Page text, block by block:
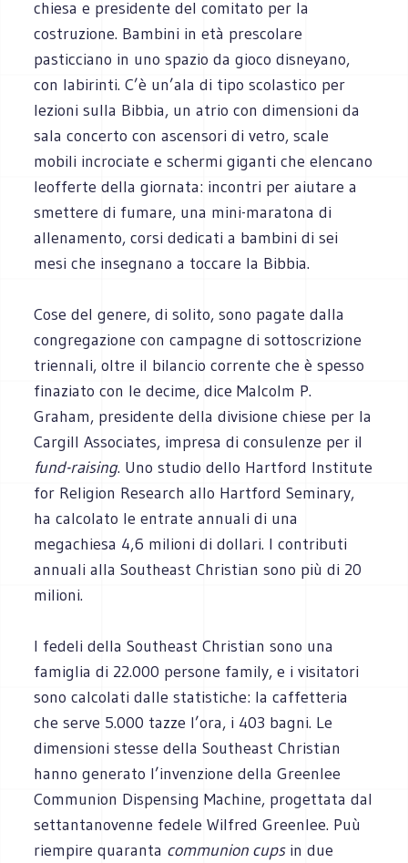
chiesa e presidente del comitato per la
costruzione. Bambini in età prescolare
pasticciano in uno spazio da gioco disneyano,
con labirinti. C’è un’ala di tipo scolastico per
lezioni sulla Bibbia, un atrio con dimensioni da
sala concerto con ascensori di vetro, scale
mobili incrociate e schermi giganti che elencano
leofferte della giornata: incontri per aiutare a
smettere di fumare, una mini-maratona di
allenamento, corsi dedicati a bambini di sei
mesi che insegnano a toccare la Bibbia.
Cose del genere, di solito, sono pagate dalla
congregazione con campagne di sottoscrizione
triennali, oltre il bilancio corrente che è spesso
finaziato con le decime, dice Malcolm P.
Graham, presidente della divisione chiese per la
Cargill Associates, impresa di consulenze per il
fund-raising. Uno studio dello Hartford Institute
for Religion Research allo Hartford Seminary,
ha calcolato le entrate annuali di una
megachiesa 4,6 milioni di dollari. I contributi
annuali alla Southeast Christian sono più di 20
milioni.
I fedeli della Southeast Christian sono una
famiglia di 22.000 persone family, e i visitatori
sono calcolati dalle statistiche: la caffetteria
che serve 5.000 tazze l’ora, i 403 bagni. Le
dimensioni stesse della Southeast Christian
hanno generato l’invenzione della Greenlee
Communion Dispensing Machine, progettata dal
settantanovenne fedele Wilfred Greenlee. Puù
riempire quaranta communion cupsin due